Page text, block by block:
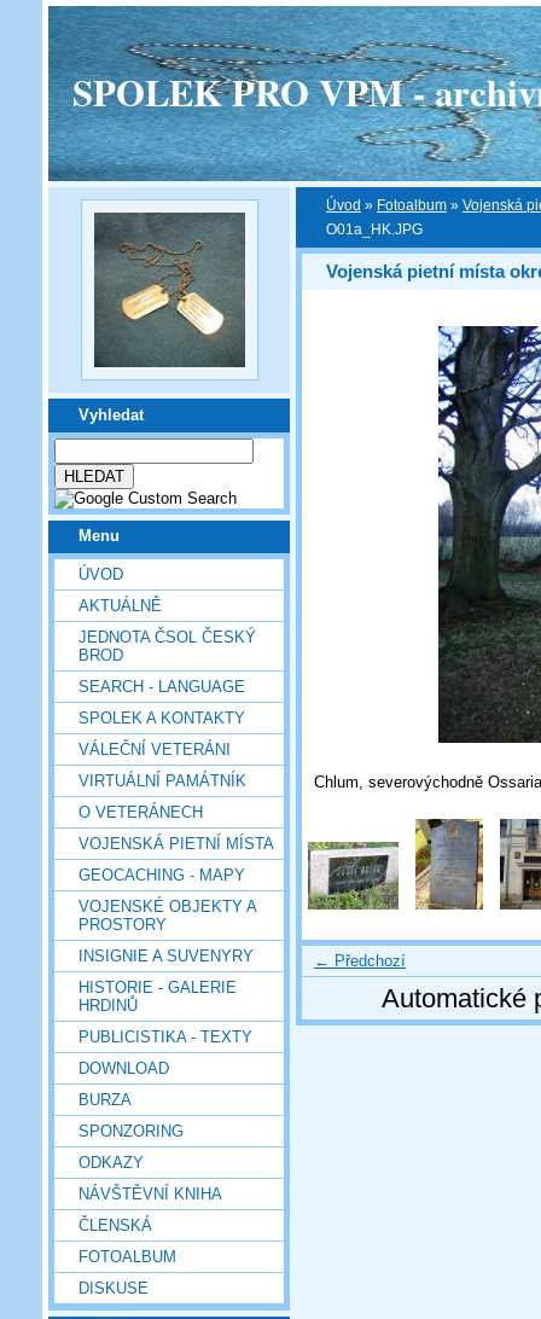
SPOLEK PRO VPM -
Vyhledat
Menu
ÚVOD
AKTUÁLNĚ
JEDNOTA ČSOL ČESKÝ
BROD
SEARCH - LANGUAGE
SPOLEK A KONTAKTY
VÁLEČNÍ VETERÁNI
VIRTUÁLNÍ PAMÁTNÍK
O VETERÁNECH
VOJENSKÁ PIETNÍ MÍSTA
GEOCACHING - MAPY
VOJENSKÉ OBJEKTY A
PROSTORY
INSIGNIE A SUVENYRY
HISTORIE - GALERIE
HRDINŮ
PUBLICISTIKA - TEXTY
DOWNLOAD
BURZA
SPONZORING
ODKAZY
NÁVŠTĚVNÍ KNIHA
ČLENSKÁ
FOTOALBUM
DISKUSE
Úvod » Fotoalbum » Vojenská
O01a_HK.JPG
Vojenská pietní místa
Chlum, severovýchodně
← Předchozí
Automatické